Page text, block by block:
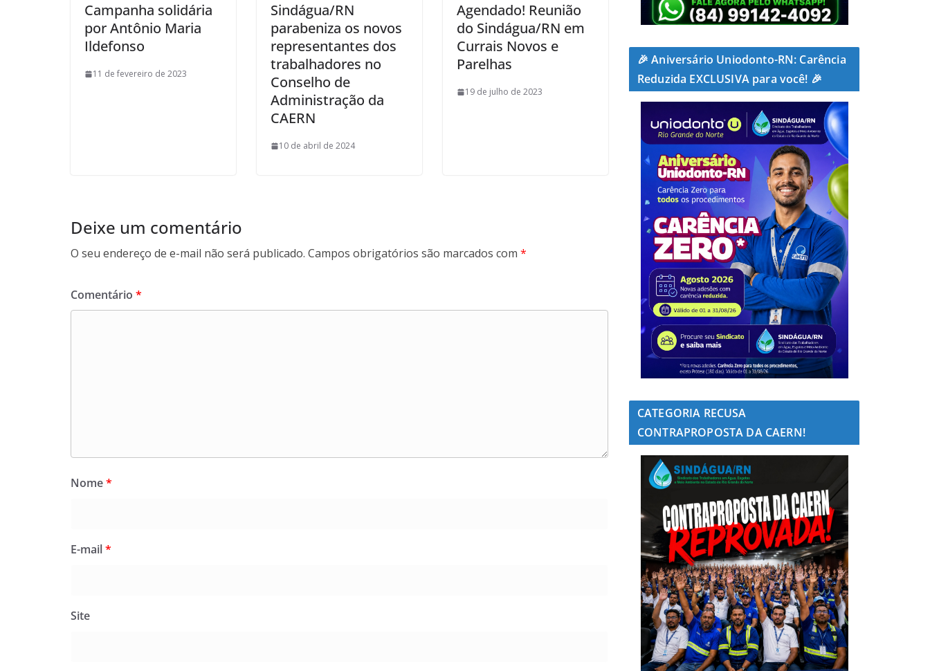
Campanha solidária
por Antônio Maria
Ildefonso
11 de fevereiro de 2023
Sindágua/RN
parabeniza os novos
representantes dos
trabalhadores no
Conselho de
Administração da
CAERN
10 de abril de 2024
Agendado! Reunião
do Sindágua/RN em
Currais Novos e
Parelhas
19 de julho de 2023
Deixe um comentário
O seu endereço de e-mail não será publicado. Campos obrigatórios são marcados com *
Comentário *
Nome*
E-mail*
Site
🎉 Aniversário Uniodonto-RN: Carência
Reduzida EXCLUSIVA para você! 🎉
CATEGORIA RECUSA
CONTRAPROPOSTA DA CAERN!